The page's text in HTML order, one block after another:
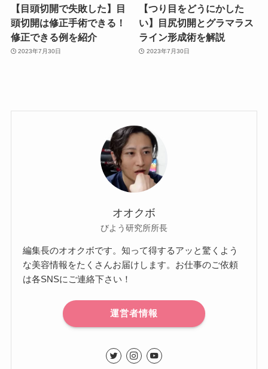
【目頭切開で失敗した】目
頭切開は修正手術できる！
修正できる例を紹介
2023年7月30日
【つり目をどうにかした
い】目尻切開とグラマラス
ライン形成術を解説
2023年7月30日
オオクボ
びよう研究所所長
編集長のオオクボです。知って得するアッと驚くよう
な美容情報をたくさんお届けします。お仕事のご依頼
は各SNSにご連絡下さい！
運営者情報